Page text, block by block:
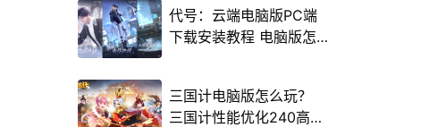
代号：云端电脑版PC端
下载安装教程 电脑版怎
三国计电脑版怎么玩？
三国计性能优化240高帧